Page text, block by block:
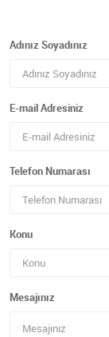
Adınız Soyadınız
E-mail Adresiniz
Telefon Numarası
Konu
Mesajınız